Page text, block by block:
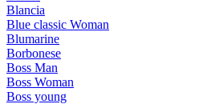
Blancia
Blue classic Woman
Blumarine
Borbonese
Boss Man
Boss Woman
Boss young